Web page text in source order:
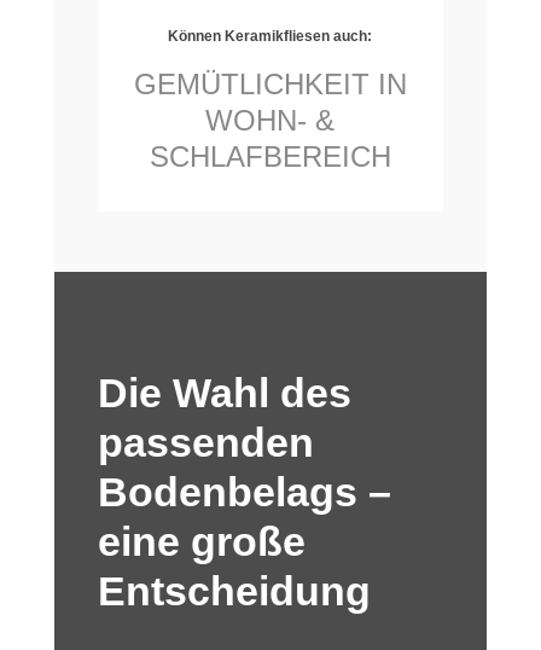
Können Keramikfliesen auch:
GEMÜTLICHKEIT IN
WOHN- &
SCHLAFBEREICH
Die Wahl des
passenden
Bodenbelags –
eine große
Entscheidung